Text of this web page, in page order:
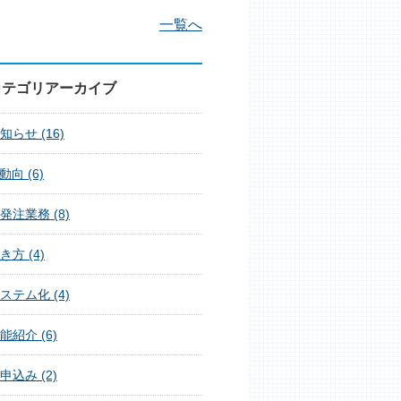
一覧へ
テゴリアーカイブ
らせ (16)
向 (6)
注業務 (8)
方 (4)
テム化 (4)
紹介 (6)
込み (2)